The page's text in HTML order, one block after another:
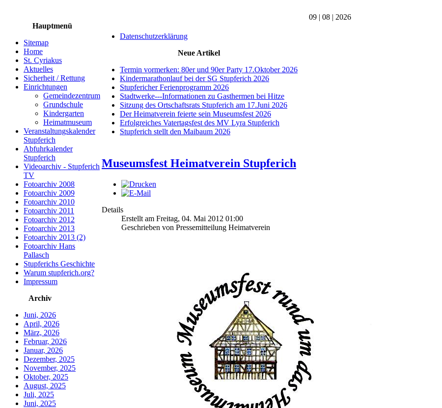
09 | 08 | 2026
Hauptmenü
Sitemap
Home
St. Cyriakus
Aktuelles
Sicherheit / Rettung
Einrichtungen
Gemeindezentrum
Grundschule
Kindergarten
Heimatmuseum
Veranstaltungskalender
Stupferich
Abfuhrkalender
Stupferich
Videoarchiv - Stupferich
TV
Fotoarchiv 2008
Fotoarchiv 2009
Fotoarchiv 2010
Fotoarchiv 2011
Fotoarchiv 2012
Fotoarchiv 2013
Fotoarchiv 2013 (2)
Fotoarchiv Hans
Pallasch
Stupferichs Geschichte
Warum stupferich.org?
Impressum
Archiv
Juni, 2026
April, 2026
März, 2026
Februar, 2026
Januar, 2026
Dezember, 2025
November, 2025
Oktober, 2025
August, 2025
Juli, 2025
Juni, 2025
Datenschutzerklärung
Neue Artikel
Termin vormerken: 80er und 90er Party 17.Oktober 2026
Kindermarathonlauf bei der SG Stupferich 2026
Stupfericher Ferienprogramm 2026
Stadtwerke---Informationen zu Gasthermen bei Hitze
Sitzung des Ortschaftsrats Stupferich am 17.Juni 2026
Der Heimatverein feierte sein Museumsfest 2026
Erfolgreiches Vatertagsfest des MV Lyra Stupferich
Stupferich stellt den Maibaum 2026
Museumsfest Heimatverein Stupferich
Details
Erstellt am Freitag, 04. Mai 2012 01:00
Geschrieben von Pressemitteilung Heimatverein